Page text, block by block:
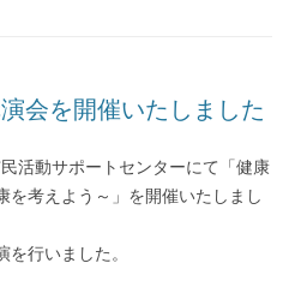
会を開催いたしました
活動サポートセンターにて「健康
を考えよう～」を開催いたしまし
行いました。